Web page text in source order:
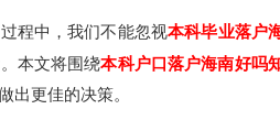
程中，我们不能忽视本科毕业落户
本文将围绕本科户口落户海南好吗
出更佳的决策。